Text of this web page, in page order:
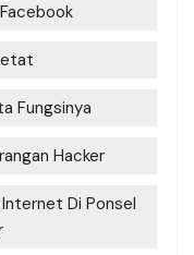
Fungsinya
Hacker
Di Ponsel